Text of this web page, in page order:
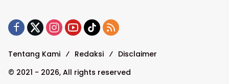
Tentang Kami Redaksi
Disclaimer
© 2021 - 2026, All rights reserved